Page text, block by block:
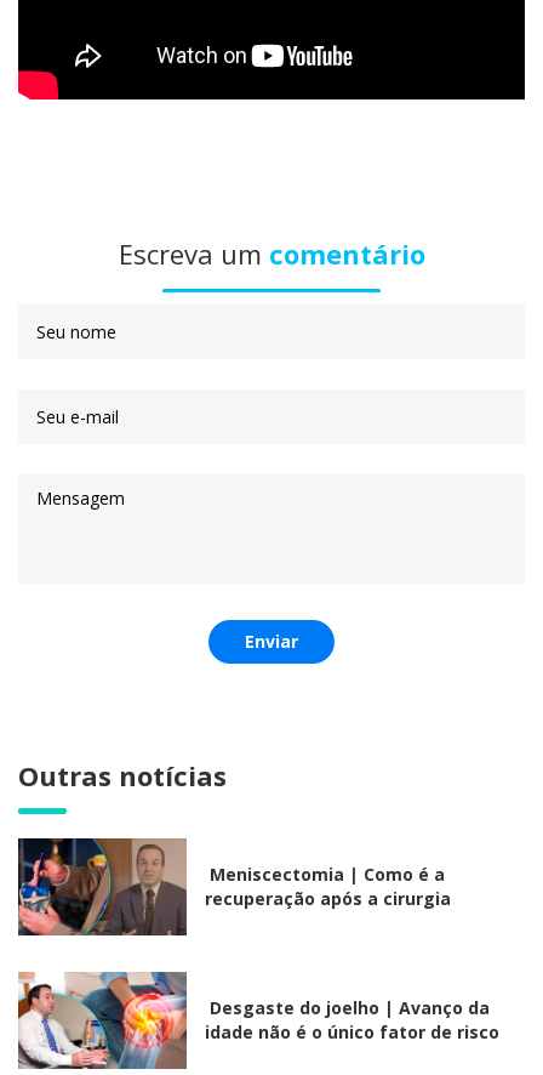
Escreva um comentário
Enviar
Outras notícias
Meniscectomia | Como é a
recuperação após a cirurgia
Desgaste do joelho | Avanço da
idade não é o único fator de risco